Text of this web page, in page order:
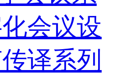
会议设
译系列